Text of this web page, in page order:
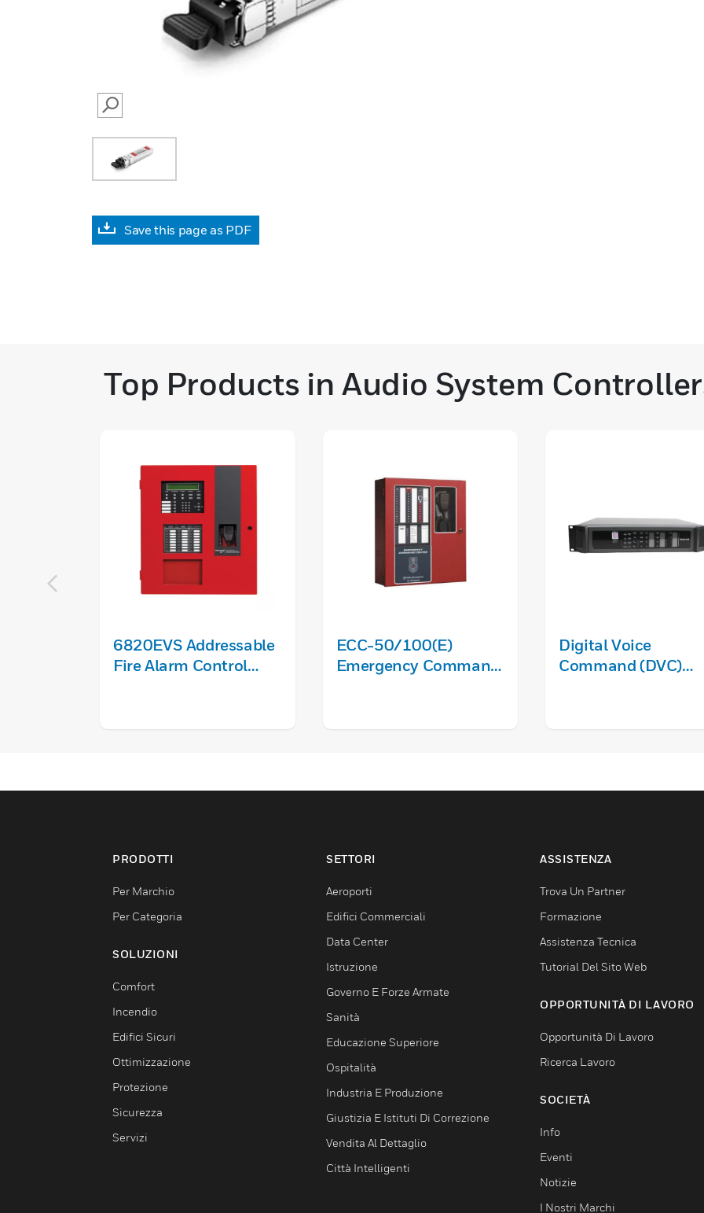
SEARCH
Save this page as PDF
Top Products in Audio System
6820EVS Addressable
Fire Alarm Control
ECC-50/100(E)
Emergency Command
Digital Voice
Command (DVC)
System
PRODOTTI
Per Marchio
Per Categoria
SOLUZIONI
Comfort
Incendio
Edifici Sicuri
Ottimizzazione
Protezione
Sicurezza
Servizi
SETTORI
Aeroporti
Edifici Commerciali
Data Center
Istruzione
Governo E Forze Armate
Sanità
Educazione Superiore
Ospitalità
Industria E Produzione
Giustizia E Istituti Di Correzione
Vendita Al Dettaglio
Città Intelligenti
ASSISTENZA
Trova Un Partner
Formazione
Assistenza Tecnica
Tutorial Del Sito Web
OPPORTUNITÀ DI LAVORO
Opportunità Di Lavoro
Ricerca Lavoro
SOCIETÀ
Info
Eventi
Notizie
I Nostri Marchi